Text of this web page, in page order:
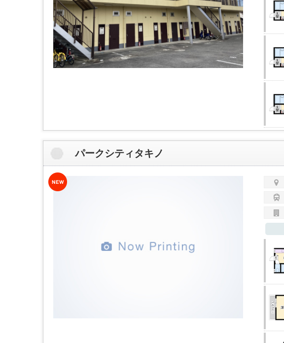
パークシティタキノ